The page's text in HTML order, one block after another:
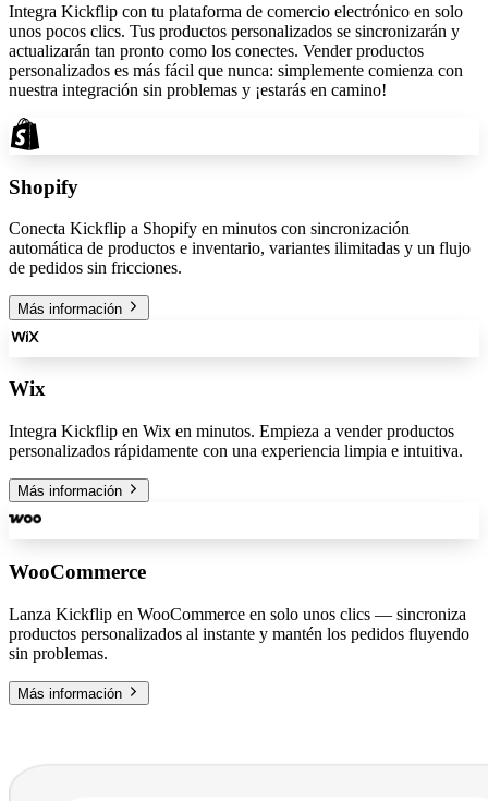
Integra Kickflip con tu plataforma de comercio electrónico en solo
unos pocos clics. Tus productos personalizados se sincronizarán y
actualizarán tan pronto como los conectes. Vender productos
personalizados es más fácil que nunca: simplemente comienza con
nuestra integración sin problemas y ¡estarás en camino!
Shopify
Conecta Kickflip a Shopify en minutos con sincronización
automática de productos e inventario, variantes ilimitadas y un flujo
de pedidos sin fricciones.
Más información
Wix
Integra Kickflip en Wix en minutos. Empieza a vender productos
personalizados rápidamente con una experiencia limpia e intuitiva.
Más información
WooCommerce
Lanza Kickflip en WooCommerce en solo unos clics — sincroniza
productos personalizados al instante y mantén los pedidos fluyendo
sin problemas.
Más información